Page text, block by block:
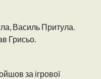
Василь Притула.
Грисьо.
за ігрової